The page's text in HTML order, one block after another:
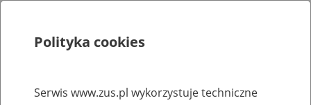
Polityka cookies
Serwis www.zus.pl wykorzystuje techniczne